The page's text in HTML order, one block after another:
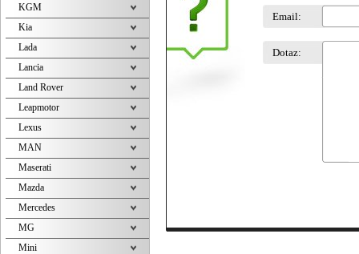
Email:
Dotaz:
KGM
Kia
Lada
Lancia
Land Rover
Leapmotor
Lexus
MAN
Maserati
Mazda
Mercedes
MG
Mini